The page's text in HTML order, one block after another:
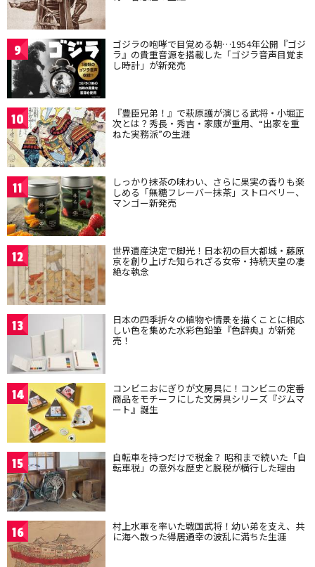
9 ゴジラの咆哮で目覚める朝…1954年公開『ゴジ
ラ』の貴重音源を搭載した「ゴジラ音声目覚ま
し時計」が新発売
10 『豊臣兄弟！』で萩原護が演じる武将・小堀正
次とは？秀長・秀吉・家康が重用、“出家を重
ねた実務派”の生涯
11 しっかり抹茶の味わい、さらに果実の香りも楽
しめる「無糖フレーバー抹茶」ストロベリー、
マンゴー新発売
12 世界遺産決定で脚光！日本初の巨大都城・藤原
京を創り上げた知られざる女帝・持統天皇の凄
絶な執念
13 日本の四季折々の植物や情景を描くことに相応
しい色を集めた水彩色鉛筆『色辞典』が新発
売！
14 コンビニおにぎりが文房具に！コンビニの定番
商品をモチーフにした文房具シリーズ『ジムマ
ート』誕生
15 自転車を持つだけで税金？ 昭和まで続いた「自
転車税」の意外な歴史と脱税が横行した理由
16 村上水軍を率いた戦国武将！幼い弟を支え、共
に海へ散った得居通幸の波乱に満ちた生涯